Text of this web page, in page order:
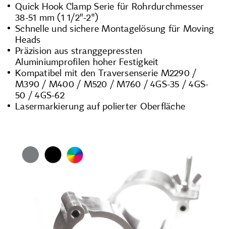
Quick Hook Clamp Serie für Rohrdurchmesser
38-51 mm (1 1/2"-2")
Schnelle und sichere Montagelösung für Moving
Heads
Präzision aus stranggepressten
Aluminiumprofilen hoher Festigkeit
Kompatibel mit den Traversenserie M2290 /
M390 / M400 / M520 / M760 / 4GS-35 / 4GS-
50 / 4GS-62
Lasermarkierung auf polierter Oberfläche